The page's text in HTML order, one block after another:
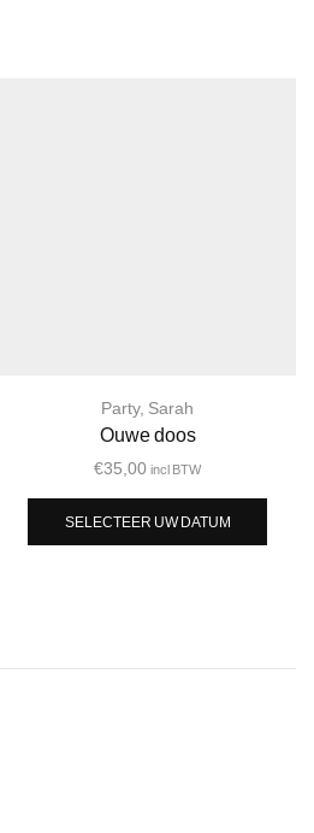
Party, Sarah
Ouwe doos
€35,00 incl BTW
SELECTEER UW DATUM